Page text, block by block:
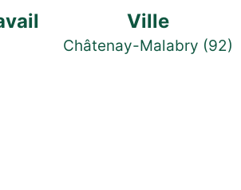
Ville
Châtenay-Malabry (92)